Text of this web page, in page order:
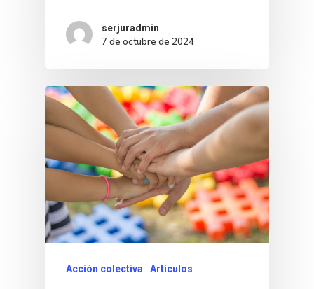
serjuradmin
7 de octubre de 2024
Acción colectiva Artículos